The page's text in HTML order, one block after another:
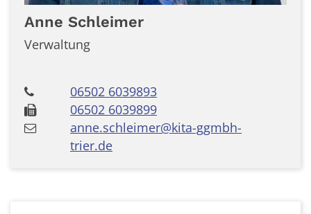
Anne Schleimer
Verwaltung
06502 6039893
06502 6039899
anne.schleimer@kita-ggmbh-
trier.de